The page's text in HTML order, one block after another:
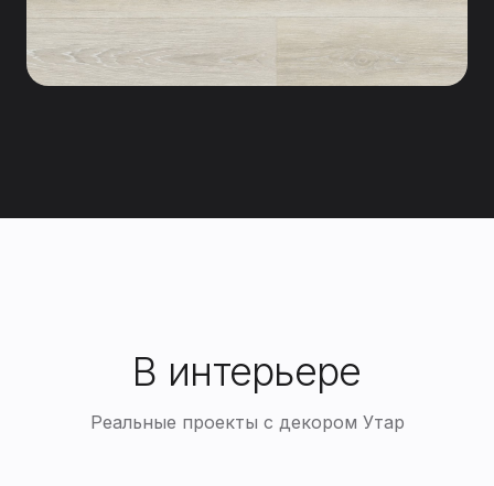
В интерьере
Реальные проекты с декором Утар